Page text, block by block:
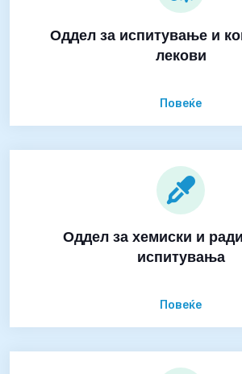
Оддел за испитување и
лекови
Повеќе
Оддел за хемиски и
испитувања
Повеќе